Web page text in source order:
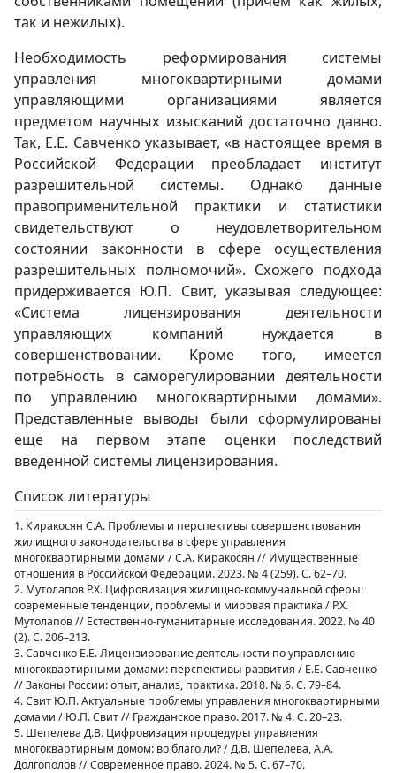
так и нежилых).
Необходимость реформирования системы
управления многоквартирными домами
управляющими организациями является
предметом научных изысканий достаточно давно.
Так, Е.Е. Савченко указывает, «в настоящее время в
Российской Федерации преобладает институт
разрешительной системы. Однако данные
правоприменительной практики и статистики
свидетельствуют о неудовлетворительном
состоянии законности в сфере осуществления
разрешительных полномочий». Схожего подхода
придерживается Ю.П. Свит, указывая следующее:
«Система лицензирования деятельности
управляющих компаний нуждается в
совершенствовании. Кроме того, имеется
потребность в саморегулировании деятельности
по управлению многоквартирными домами».
Представленные выводы были сформулированы
еще на первом этапе оценки последствий
введенной системы лицензирования.
Список литературы
1. Киракосян С.А. Проблемы и перспективы совершенствования
жилищного законодательства в сфере управления
многоквартирными домами / С.А. Киракосян // Имущественные
отношения в Российской Федерации. 2023. № 4 (259). С. 62–70.
2. Мутолапов Р.Х. Цифровизация жилищно-коммунальной сферы:
современные тенденции, проблемы и мировая практика / Р.Х.
Мутолапов // Естественно-гуманитарные исследования. 2022. № 40
(2). С. 206–213.
3. Савченко Е.Е. Лицензирование деятельности по управлению
многоквартирными домами: перспективы развития / Е.Е. Савченко
// Законы России: опыт, анализ, практика. 2018. № 6. С. 79–84.
4. Свит Ю.П. Актуальные проблемы управления многоквартирными
домами / Ю.П. Свит // Гражданское право. 2017. № 4. С. 20–23.
5. Шепелева Д.В. Цифровизация процедуры управления
многоквартирным домом: во благо ли? / Д.В. Шепелева, А.А.
Долгополов // Современное право. 2024. № 5. С. 67–70.